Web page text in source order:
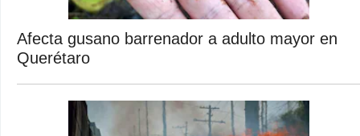
Afecta gusano barrenador a adulto mayor en
Querétaro